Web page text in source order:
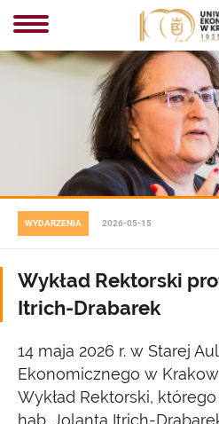
WYDARZENIA 2026-05-15
Wykład Rektorski
Itrich-Drabarek
14 maja 2026 r. w Starej
Ekonomicznego w
Wykład Rektorski,
hab. Jolanta Itrich-